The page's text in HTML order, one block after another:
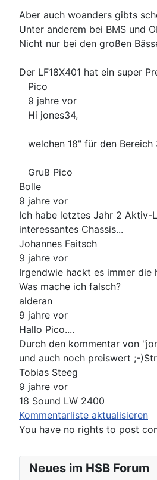
Neues im HSB Forum
Aber auch woanders gibts
Unter anderem bei BMS und
Nicht nur bei den großen
Der LF18X401 hat ein super
Pico
9 jahre vor
Hi jones34,
welchen 18" für den
Gruß Pico
Bolle
9 jahre vor
Ich habe letztes Jahr 2 Aktiv-
interessantes Chassis...
Johannes Faitsch
9 jahre vor
Irgendwie hackt es immer die
Was mache ich falsch?
alderan
9 jahre vor
Hallo Pico....
Durch den kommentar von
und auch noch preiswert ;-
Tobias Steeg
9 jahre vor
18 Sound LW 2400
Kommentarliste aktualisieren
You have no rights to post